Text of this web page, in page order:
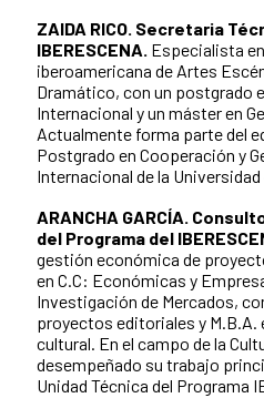
ZAIDA RICO. Secretaria
IBERESCENA. Especialista
iberoamericana de Artes
Dramático, con un postgrado
Internacional y un máster en
Actualmente forma parte del
Postgrado en Cooperación y
Internacional de la
ARANCHA GARCÍA.
del Programa del
gestión económica de
en C.C: Económicas y
Investigación de Mercados,
proyectos editoriales y M.B.A.
cultural. En el campo de la
desempeñado su trabajo
Unidad Técnica del Programa